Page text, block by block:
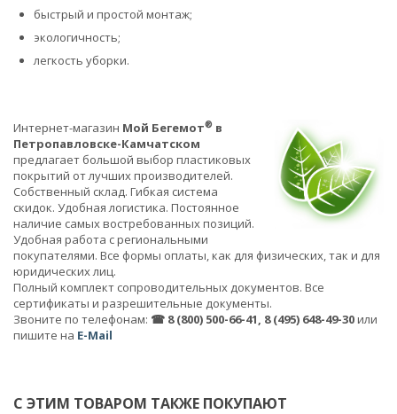
быстрый и простой монтаж;
экологичность;
легкость уборки.
Интернет-магазин Мой Бегемот® в
Петропавловске-Камчатском
предлагает большой выбор пластиковых
покрытий от лучших производителей.
Собственный склад. Гибкая система
скидок. Удобная логистика. Постоянное
наличие самых востребованных позиций.
Удобная работа с региональными
покупателями. Все формы оплаты, как для физических, так и для
юридических лиц.
Полный комплект сопроводительных документов. Все
сертификаты и разрешительные документы.
Звоните по телефонам: ☎ 8 (800) 500-66-41, 8 (495) 648-49-30или
пишите на E-Mail
С ЭТИМ ТОВАРОМ ТАКЖЕ ПОКУПАЮТ